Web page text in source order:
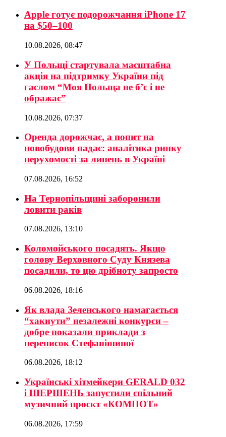
Apple готує подорожчання iPhone 17
на $50–100
10.08.2026, 08:47
У Польщі стартувала масштабна
акція на підтримку України під
гаслом “Моя Польща не б’є і не
ображає”
10.08.2026, 07:37
Оренда дорожчає, а попит на
новобудови падає: аналітика ринку
нерухомості за липень в Україні
07.08.2026, 16:52
На Тернопільщині заборонили
ловити раків
07.08.2026, 13:10
Коломойського посадять. Якщо
голову Верховного Суду Князева
посадили, то цю дрібноту запросто
06.08.2026, 18:16
Як влада Зеленського намагається
“хакнути” незалежні конкурси –
добре показали приклади з
переписок Стефанішиної
06.08.2026, 18:12
Українські хітмейкери GERALD 032
і ШЕРШЕНЬ запустили спільний
музичний проєкт «КОМПОТ»
06.08.2026, 17:59